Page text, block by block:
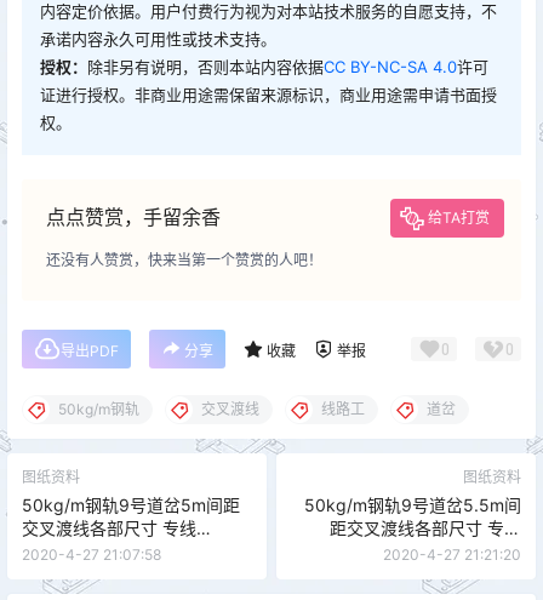
内容定价依据。用户付费行为视为对本站技术服务的自愿支持，不
承诺内容永久可用性或技术支持。
授权： 除非另有说明，否则本站内容依据CC BY-NC-SA 4.0许可
证进行授权。非商业用途需保留来源标识，商业用途需申请书面授
权。
点点赞赏，手留余香 给TA打赏
还没有人赞赏，快来当第一个赞赏的人吧！
导出PDF 分享 收藏 举报 0 0
50kg/m钢轨 交叉渡线 线路工 道岔
图纸资料
50kg/m钢轨9号道岔5m间距
交叉渡线各部尺寸 专线
(02)7663-Ⅰ CZ2248
2020-4-27 21:07:58
图纸资料
50kg/m钢轨9号道岔5.5m间
距交叉渡线各部尺寸 专线
7535 CZ212
2020-4-27 21:21:20